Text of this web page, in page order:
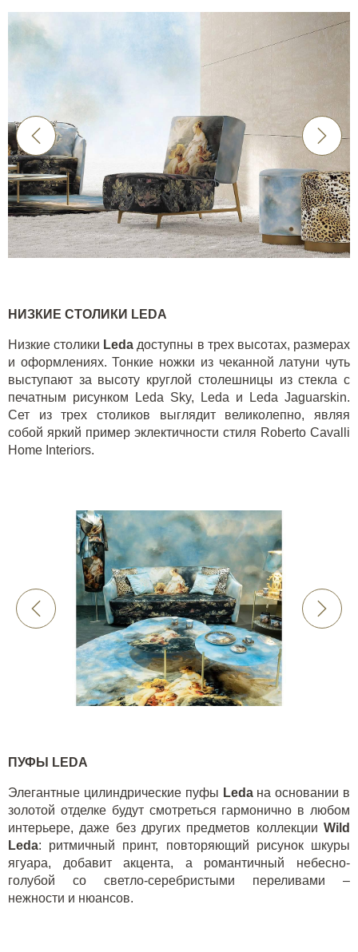
НИЗКИЕ СТОЛИКИ LEDA
Низкие столики Leda доступны в трех высотах, размерах
и оформлениях. Тонкие ножки из чеканной латуни чуть
выступают за высоту круглой столешницы из стекла с
печатным рисунком Leda Sky, Leda и Leda Jaguarskin.
Сет из трех столиков выглядит великолепно, являя
собой яркий пример эклектичности стиля Roberto Cavalli
Home Interiors.
ПУФЫ LEDA
Элегантные цилиндрические пуфы Ledaна основании в
золотой отделке будут смотреться гармонично в любом
интерьере, даже без других предметов коллекции Wild
Leda: ритмичный принт, повторяющий рисунок шкуры
ягуара, добавит акцента, а романтичный небесно-
голубой со светло-серебристыми переливами –
нежности и нюансов.